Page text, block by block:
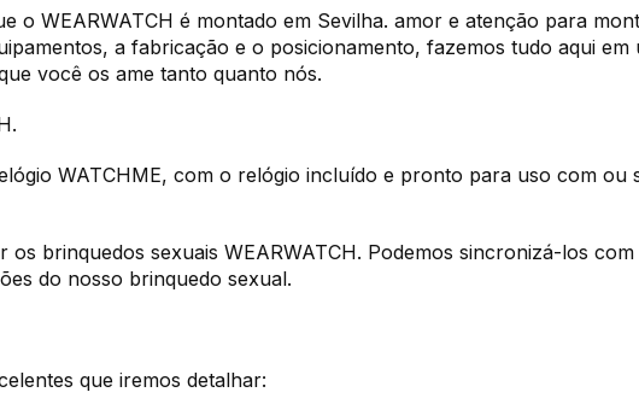
o WEARWATCH é montado em Sevilha. amor e atenção para
a fabricação e o posicionamento, fazemos tudo aqui
você os ame tanto quanto nós.
WATCHME, com o relógio incluído e pronto para uso com
brinquedos sexuais WEARWATCH. Podemos sincronizá-los
do nosso brinquedo sexual.
que iremos detalhar: